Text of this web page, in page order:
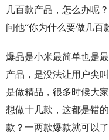
几百款产品，怎么办呢
问他“你为什么要做几百
爆品是小米最简单也是
产品，是没法让用户尖
是做精品，很多时候大
想做十几款，这都是错
款？一两款爆款就可以了